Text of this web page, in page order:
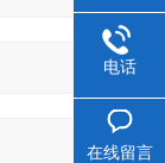
电话
在线留言